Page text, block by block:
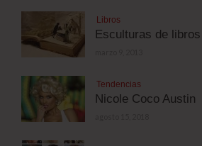
Libros
Esculturas de libros
Tendencias
Nicole Coco Austin